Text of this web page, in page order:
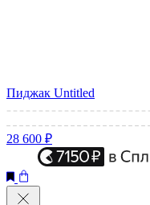
Пиджак Untitled
28 600 ₽